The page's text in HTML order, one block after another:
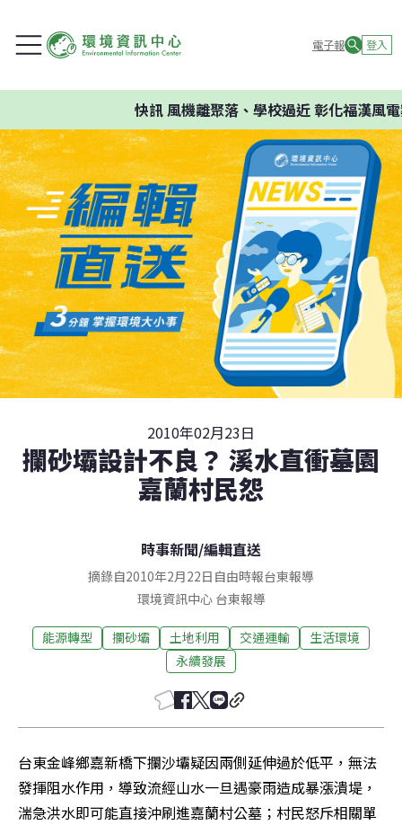
電子報 登入
快訊風機離聚落、學校過近 彰化福漢風電
2010年02月23日
攔砂壩設計不良？ 溪水直衝墓園
嘉蘭村民怨
時事新聞/編輯直送
摘錄自2010年2月22日自由時報台東報導
環境資訊中心 台東報導
能源轉型 攔砂壩 土地利用 交通運輸
生活環境
永續發展
台東金峰鄉嘉新橋下攔沙壩疑因兩側延伸過於低平，無法
發揮阻水作用，導致流經山水一旦遇豪雨造成暴漲潰堤，
湍急洪水即可能直接沖刷進嘉蘭村公墓；村民怒斥相關單